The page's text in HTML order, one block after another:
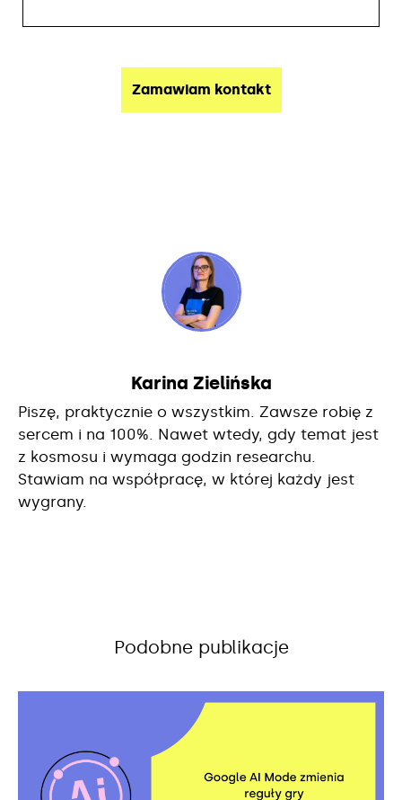
Karina Zielińska
Piszę, praktycznie o wszystkim. Zawsze robię z
sercem i na 100%. Nawet wtedy, gdy temat jest
z kosmosu i wymaga godzin researchu.
Stawiam na współpracę, w której każdy jest
wygrany.
Podobne publikacje